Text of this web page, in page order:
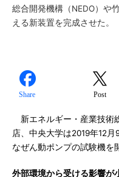
総合開発機構（NEDO）や
える新装置を完成させた。
Share Post
新エネルギー・産業技術
店、中央大学は2019年12
なぜん動ポンプの試験機を
外部環境から受ける影響が